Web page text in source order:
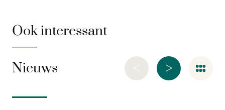
Ook interessant
Nieuws >
<